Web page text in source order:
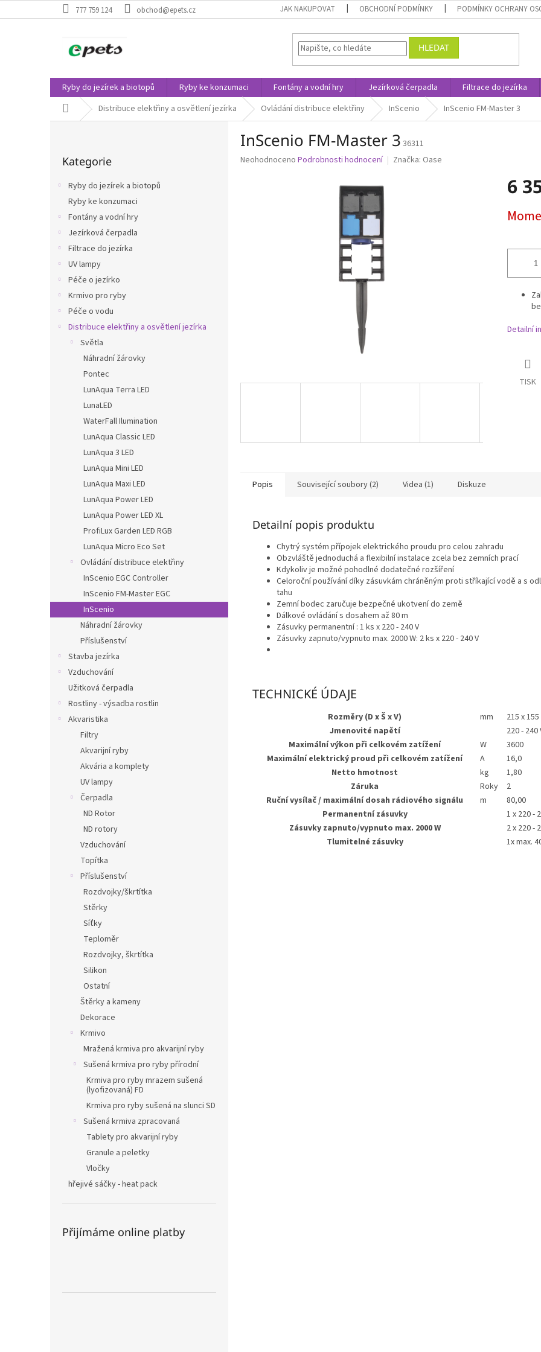
na
777 759 124 obchod@epets.cz JAK NAKUPOVAT OBCHODNÍ PODMÍNKY PODMÍNKY OCHRANY
HLEDAT
Ryby do jezírek a biotopů Ryby ke konzumaci Fontány a vodní hry Jezírková čerpadla Filtrace do jezírka
Domů Distribuce elektřiny a osvětlení jezírka Ovládání distribuce elektřiny InScenio InScenio FM-Master 3
kategorie
Kategorie
Ryby do jezírek a biotopů
Ryby ke konzumaci
Fontány a vodní hry
Jezírková čerpadla
Filtrace do jezírka
UV lampy
Péče o jezírko
Krmivo pro ryby
Péče o vodu
Distribuce elektřiny a osvětlení jezírka
Světla
Náhradní žárovky
Pontec
LunAqua Terra LED
LunaLED
WaterFall Ilumination
LunAqua Classic LED
LunAqua 3 LED
LunAqua Mini LED
LunAqua Maxi LED
LunAqua Power LED
LunAqua Power LED XL
ProfiLux Garden LED RGB
LunAqua Micro Eco Set
Ovládání distribuce elektřiny
InScenio EGC Controller
InScenio FM-Master EGC
InScenio
Náhradní žárovky
Příslušenství
Stavba jezírka
Vzduchování
Užitková čerpadla
Rostliny - výsadba rostlin
Akvaristika
Filtry
Akvarijní ryby
Akvária a komplety
UV lampy
Čerpadla
ND Rotor
ND rotory
Vzduchování
Topítka
Příslušenství
Rozdvojky/škrtítka
Stěrky
Síťky
Teploměr
Rozdvojky, škrtítka
Silikon
Ostatní
Štěrky a kameny
Dekorace
Krmivo
Mražená krmiva pro akvarijní ryby
Sušená krmiva pro ryby přírodní
Krmiva pro ryby mrazem sušená
(lyofizovaná) FD
Krmiva pro ryby sušená na slunci SD
Sušená krmiva zpracovaná
Tablety pro akvarijní ryby
Granule a peletky
Vločky
hřejivé sáčky - heat pack
Přijímáme online platby
InScenio FM-Master 3 36311
Průměrné
Neohodnoceno Podrobnosti hodnocení Značka: Oase
6
cena:
Detailní
TISK
Popis Související soubory (2) Videa (1) Diskuze
Detailní popis produktu
Chytrý systém přípojek elektrického proudu pro celou zahradu
Obzvláště jednoduchá a flexibilní instalace zcela bez zemních prací
Kdykoliv je možné pohodlné dodatečné rozšíření
Celoroční používání díky zásuvkám chráněným proti stříkající vodě a s
tahu
Zemní bodec zaručuje bezpečné ukotvení do země
Dálkové ovládání s dosahem až 80 m
Zásuvky permanentní : 1 ks x 220 - 240 V
Zásuvky zapnuto/vypnuto max. 2000 W: 2ks x 220 - 240 V
TECHNICKÉ ÚDAJE
Rozměry (D x Š x V) mm
215 x
Jmenovité napětí
220 - 240
Maximální výkon při celkovém zatížení
W
3600
Maximální elektrický proud při celkovém zatížení
A
16,0
Netto hmotnost
kg
1,80
Záruka
Roky
2
Ruční vysílač / maximální dosah rádiového signálu
m
80,00
Permanentní zásuvky
1 x 220 -
Zásuvky zapnuto/vypnuto max. 2000 W
2 x 220 -
Tlumitelné zásuvky
1x max.